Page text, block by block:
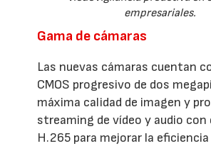
empresariales.
Gama de cámaras
Las nuevas cámaras cuentan
CMOS progresivo de dos
máxima calidad de imagen y
streaming de vídeo y audio
H.265 para mejorar la eficiencia